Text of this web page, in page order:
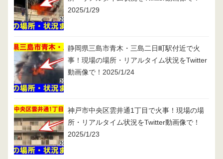
2025/1/29
静岡県三島市青木・三島二日町駅付近で火
事！現場の場所・リアルタイム状況をTwitter
動画像で！2025/1/24
神戸市中央区雲井通1丁目で火事！現場の場
所・リアルタイム状況をTwitter動画像で！
2025/1/23